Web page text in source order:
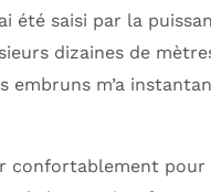
été saisi par la
dizaines de
embruns m’a
confortablement